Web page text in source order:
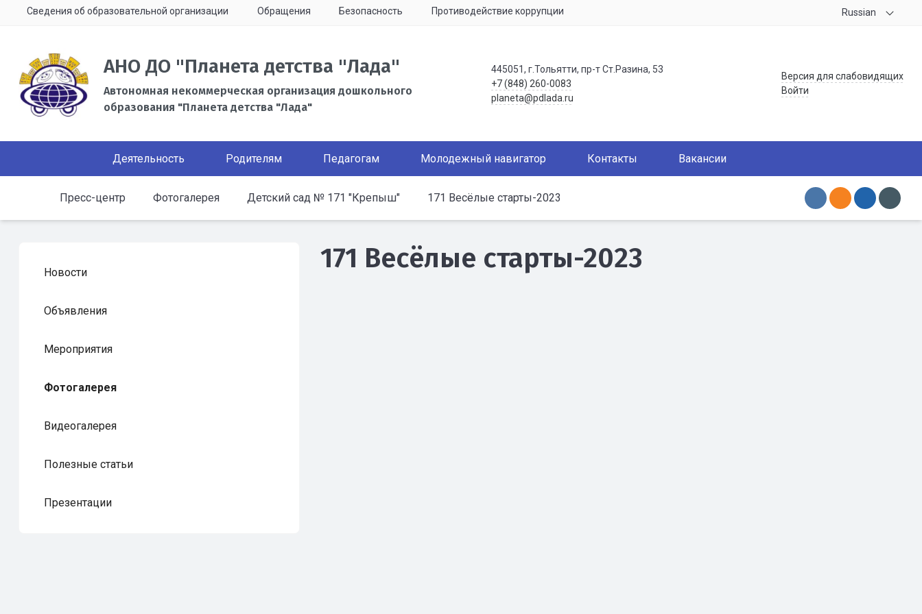
Сведения об образовательной организации Обращения Безопасность Противодействие коррупции Russian
АНО ДО "Планета детства "Лада"
Автономная некоммерческая организация дошкольного
образования "Планета детства "Лада"
445051, г.Тольятти, пр-т Ст.Разина, 53
+7 (848) 260-0083
planeta@pdlada.ru
Версия для слабовидящих
Войти
Деятельность Родителям Педагогам Молодежный навигатор Контакты Вакансии
Пресс-центр Фотогалерея Детский сад № 171 "Крепыш" 171 Весёлые старты-2023
Новости
Объявления
Мероприятия
Фотогалерея
Видеогалерея
Полезные статьи
Презентации
171 Весёлые старты-2023